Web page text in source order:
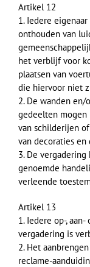
Artikel 12
1. Iedere
onthouden van
het verblijf voor
plaatsen van
die hiervoor niet
2. De wanden en/
gedeelten
van schilderijen
van decoraties
3. De
genoemde
verleende
Artikel 13
1. Iedere op-,
vergadering is
2. Het
reclame-